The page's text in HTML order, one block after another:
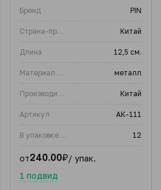
Бренд PIN
Страна-производитель Китай
Длина 12,5 см.
Материал изделия металл
Производитель Китай
Артикул АК-111
В упаковке (шт) 12
от240.00₽/ упак.
1 подвид